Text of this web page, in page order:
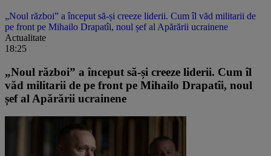
„Noul război” a început să-și creeze liderii. Cum îl văd militarii de
pe front pe Mihailo Drapatîi, noul șef al Apărării ucrainene
Actualitate
18:25
„Noul război” a început să-și creeze liderii. Cum îl
văd militarii de pe front pe Mihailo Drapatîi, noul
șef al Apărării ucrainene